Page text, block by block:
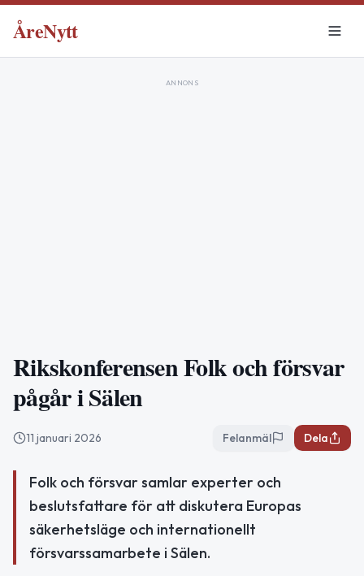
ÅreNytt
ANNONS
Rikskonferensen Folk och försvar
pågår i Sälen
11 januari 2026 Felanmäl Dela
Folk och försvar samlar experter och
beslutsfattare för att diskutera Europas
säkerhetsläge och internationellt
försvarssamarbete i Sälen.